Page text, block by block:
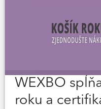
WEXBO
roku a